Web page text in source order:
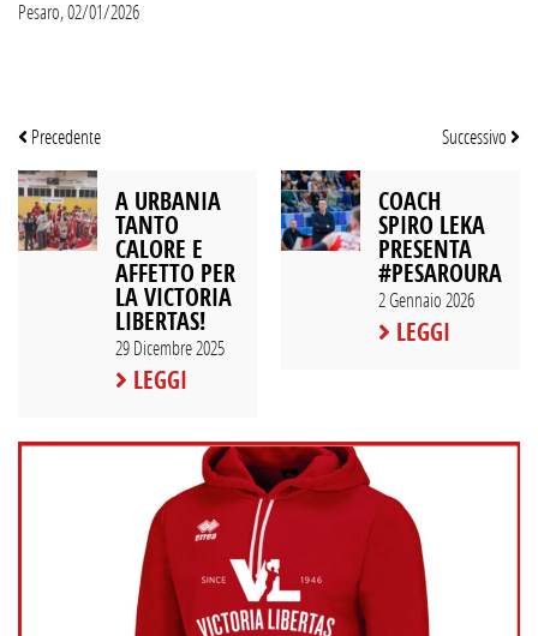
Pesaro, 02/01/2026
Precedente
A URBANIA
TANTO
CALORE E
AFFETTO PER
LA VICTORIA
LIBERTAS!
29 Dicembre 2025
LEGGI
Successivo
COACH
SPIRO LEKA
PRESENTA
2 Gennaio 2026
LEGGI